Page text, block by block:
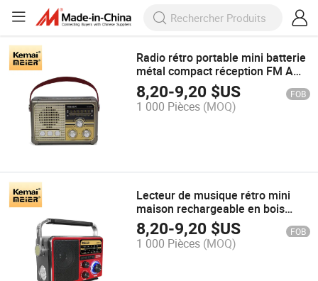
Radio rétro portable mini batterie
métal compact réception FM AM
radio AM/FM/onde complète
8,20-9,20 $US FOB
1 000 Pièces (MOQ)
Lecteur de musique rétro mini
maison rechargeable en bois
Am/FM/Sw USB TF 3 Band Radio
portable
8,20-9,20 $US FOB
1 000 Pièces (MOQ)